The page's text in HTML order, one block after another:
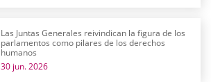
Las Juntas Generales reivindican la figura de los
parlamentos como pilares de los derechos
humanos
30 jun. 2026